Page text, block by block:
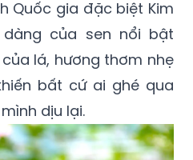
Quốc gia đặc biệt Kim
dàng của sen nổi bật
lá, hương thơm nhẹ
bất cứ ai ghé qua
dịu lại.